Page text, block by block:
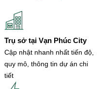
Trụ sở tại Vạn Phúc City
Cập nhật nhanh nhất tiến độ,
quy mô, thông tin dự án chi
tiết